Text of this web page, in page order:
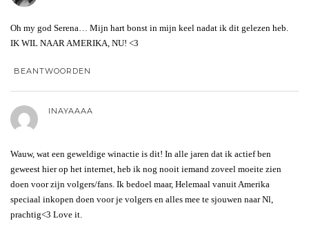
Oh my god Serena… Mijn hart bonst in mijn keel nadat ik dit gelezen heb.
IK WIL NAAR AMERIKA, NU! <3
BEANTWOORDEN
INAYAAAA
Wauw, wat een geweldige winactie is dit! In alle jaren dat ik actief ben
geweest hier op het internet, heb ik nog nooit iemand zoveel moeite zien
doen voor zijn volgers/fans. Ik bedoel maar, Helemaal vanuit Amerika
speciaal inkopen doen voor je volgers en alles mee te sjouwen naar Nl,
prachtig<3 Love it.